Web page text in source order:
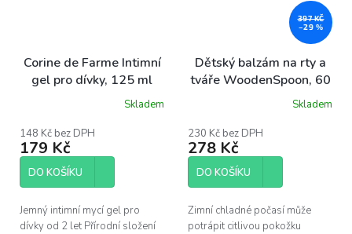
Corine de Farme Intimní
gel pro dívky, 125 ml
produktu
je
5,0
5
Skladem
148 Kč bez DPH
179 Kč
DO KOŠÍKU
Jemný intimní mycí gel pro
dívky od 2 let Přírodní složení
397 KČ
–29 %
Dětský balzám na rty a
tváře WoodenSpoon, 60
Skladem
230 Kč bez DPH
278 Kč
DO KOŠÍKU
Zimní chladné počasí může
potrápit citlivou pokožku